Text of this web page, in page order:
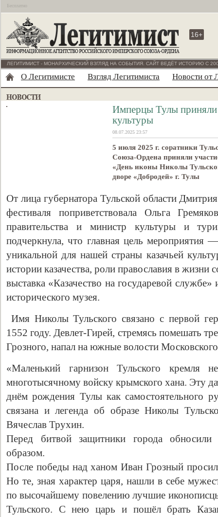
Бесплатно
16+
ЛЕГИТИМИСТ - МОНАРХИЧЕСКИЙ ВЗГЛЯД НА СОБЫТИЯ. САЙТ ВЕДЁТ ИСТОРИЮ С
О Легитимисте Взгляд Легитимиста Новости от
Имперцы Тулы приняли
культуры
08.07.2025 23:57
5 июля 2025 г. соратники
Союза-Ордена приняли
«День иконы Николы
дворе «Добродей» г. Тулы
От лица губернатора Тульской области
фестиваля поприветствовала Ольга
правительства и министр культуры и
подчеркнула, что главная цель мероприятия
уникальной для нашей страны казачьей
истории казачества, роли православия в жизни
выставка «Казачество на государевой службе»
исторического музея.
Имя Николы Тульского связано с первой
1552 году. Девлет-Гирей, стремясь помешать
Грозного, напал на южные волости
«Маленький гарнизон Тульского кремля
многотысячному войску крымского хана. Эту
днём рождения Тулы как самостоятельного
связана и легенда об образе Николы
Вячеслав Трухин.
Перед битвой защитники города
образом.
После победы над ханом Иван Грозный
Но те, зная характер царя, нашли в себе
по высочайшему повелению лучшие
Тульского. С нею царь и пошёл брать